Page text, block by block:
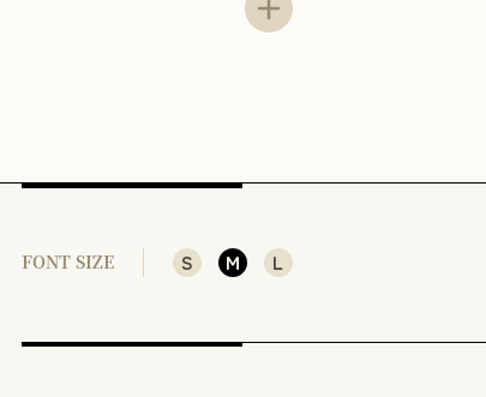
2 特許法103条の意義とその適用
FONT SIZE S M L